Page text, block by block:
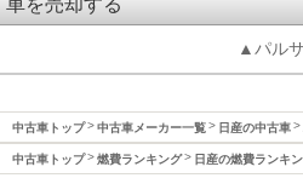
▲パル
中古車トップ 中古車メーカー一覧 日産の中古車
中古車トップ 燃費ランキング 日産の燃費ランキ